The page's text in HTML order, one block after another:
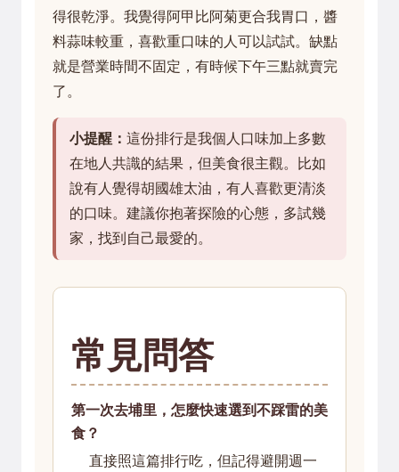
得很乾淨。我覺得阿甲比阿菊更合我胃口，醬
料蒜味較重，喜歡重口味的人可以試試。缺點
就是營業時間不固定，有時候下午三點就賣完
了。
小提醒： 這份排行是我個人口味加上多數
在地人共識的結果，但美食很主觀。比如
說有人覺得胡國雄太油，有人喜歡更清淡
的口味。建議你抱著探險的心態，多試幾
家，找到自己最愛的。
常見問答
第一次去埔里，怎麼快速選到不踩雷的美
食？
直接照這篇排行吃，但記得避開週一